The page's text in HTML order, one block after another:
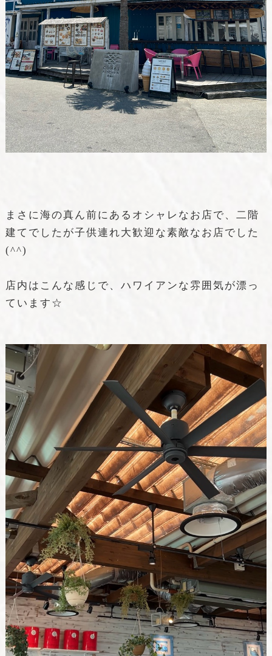
まさに海の真ん前にあるオシャレなお店で、二階
建てでしたが子供連れ大歓迎な素敵なお店でした
(^^)
店内はこんな感じで、ハワイアンな雰囲気が漂っ
ています☆